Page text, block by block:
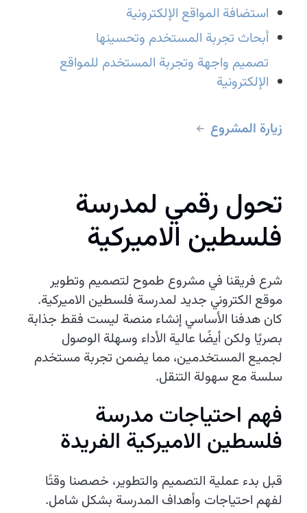
استضافة المواقع الإلكترونية
أبحاث تجربة المستخدم وتحسينها
تصميم واجهة وتجربة المستخدم للمواقع
الإلكترونية
زيارة المشروع
تحول رقمي لمدرسة
فلسطين الاميركية
شرع فريقنا في مشروع طموح لتصميم وتطوير
موقع الكتروني جديد لمدرسة فلسطين الاميركية.
كان هدفنا الأساسي إنشاء منصة ليست فقط جذابة
بصريًا ولكن أيضًا عالية الأداء وسهلة الوصول
لجميع المستخدمين، مما يضمن تجربة مستخدم
سلسة مع سهولة التنقل.
فهم احتياجات مدرسة
فلسطين الاميركية الفريدة
قبل بدء عملية التصميم والتطوير، خصصنا وقتًا
لفهم احتياجات وأهداف المدرسة بشكل شامل.